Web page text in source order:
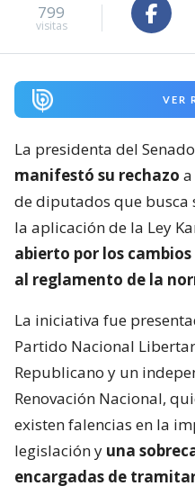
799
visitas
VER
La presidenta del
manifestó su rechazo
de diputados que busca
la aplicación de la Ley
abierto por los
al reglamento de la
La iniciativa fue
Partido Nacional
Republicano y un
Renovación Nacional,
existen falencias en la
legislación y una
encargadas de